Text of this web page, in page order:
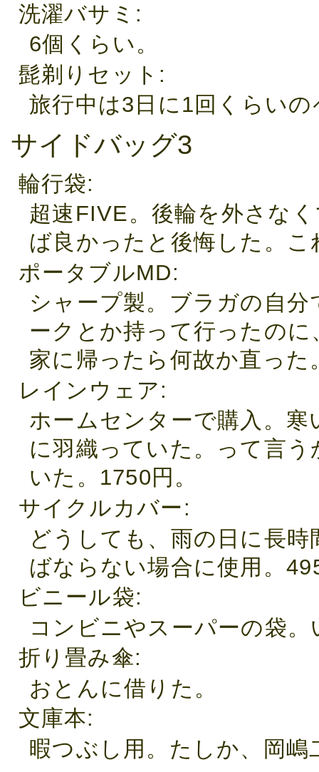
洗濯バサミ
6個くらい。
髭剃りセット
旅行中は3日に1回くらい
サイドバッグ3
輪行袋
超速FIVE。後輪を外さな
ば良かったと後悔した。
ポータブルMD
シャープ製。ブラガの自
ークとか持って行ったの
家に帰ったら何故か直った
レインウェア
ホームセンターで購入。
に羽織っていた。って言
いた。1750円。
サイクルカバー
どうしても、雨の日に長
ばならない場合に使用。
ビニール袋
コンビニやスーパーの袋
折り畳み傘
おとんに借りた。
文庫本
暇つぶし用。たしか、岡嶋